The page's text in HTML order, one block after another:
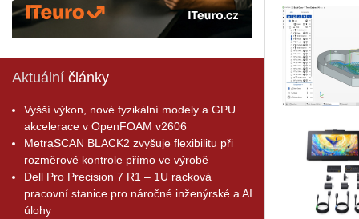
Aktuální články
Vyšší výkon, nové fyzikální modely a GPU
akcelerace v OpenFOAM v2606
MetraSCAN BLACK2 zvyšuje flexibilitu při
rozměrové kontrole přímo ve výrobě
Dell Pro Precision 7 R1 – 1U racková
pracovní stanice pro náročné inženýrské a AI
úlohy